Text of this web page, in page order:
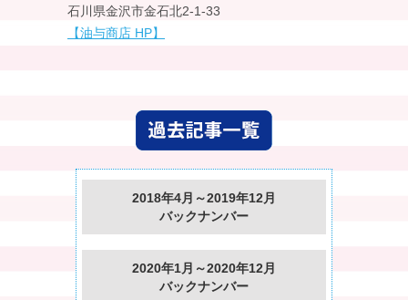
石川県金沢市金石北2-1-33
【油与商店 HP】
2018年4月～2019年12月
バックナンバー
2020年1月～2020年12月
バックナンバー